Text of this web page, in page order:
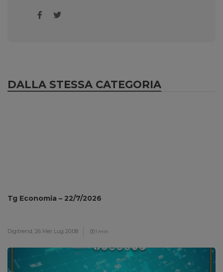
DALLA STESSA CATEGORIA
Tg Economia – 22/7/2026
Digitrend, 26 Mer Lug 20:08 1 min